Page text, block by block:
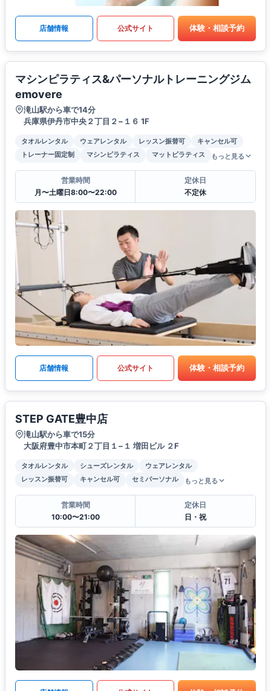
店舗情報 公式サイト 体験・相談予約
マシンピラティス&パーソナルトレーニングジム
emovere
滝山駅から車で14分
兵庫県伊丹市中央２丁目２−１６ 1F
タオルレンタル ウェアレンタル レッスン振替可
キャンセル可
トレーナー固定制
マシンピラティス マットピラティス もっと見る
営業時間
月〜土曜日8:00〜22:00
定休日
不定休
店舗情報 公式サイト 体験・相談予約
STEP GATE豊中店
滝山駅から車で15分
大阪府豊中市本町２丁目１−１ 増田ビル ２F
タオルレンタル シューズレンタル
ウェアレンタル
レッスン振替可
キャンセル可 セミパーソナル もっと見る
営業時間
10:00〜21:00
定休日
日・祝